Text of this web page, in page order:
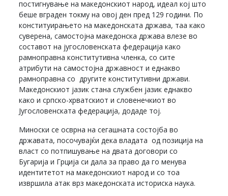
постигнување на македонскиот народ, идеал кој што
беше вграден токму на овој ден пред 129 години. По
конституирањето на македонската држава, таа како
суверена, самостојна македонска држава влезе во
составот на југословенската федерација како
рамноправна конститутивна членка, со сите
атрибути на самостојна државност и еднакво
рамноправна со другите конститутивни држави.
Македонскиот јазик стана службен јазик еднакво
како и српско-хрватскиот и словенечкиот во
Југословенската федерација, додаде тој.
Миноски се осврна на сегашната состојба во
државата, посочувајќи дека владата од позиција на
власт со потпишување на двата договори со
Бугарија и Грција си дала за право да го менува
идентитетот на македонскиот народ и со тоа
извршила атак врз македонската историска наука.